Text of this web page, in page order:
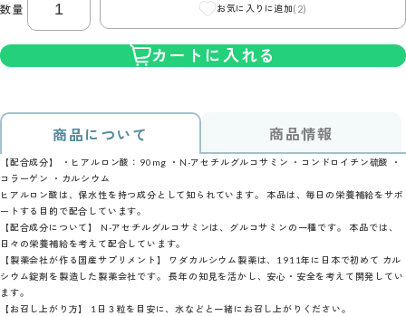
数量 お気に入りに追加(2)
カートに入れる
商品について 商品情報
【配合成分】 ・ヒアルロン酸：90mg ・N-アセチルグルコサミン ・コンドロイチン硫酸 ・
コラーゲン ・カルシウム
ヒアルロン酸は、保水性を持つ成分として知られています。 本品は、毎日の栄養補給をサポ
ートする目的で配合しています。
【配合成分について】 N-アセチルグルコサミンは、グルコサミンの一種です。 本品では、
日々の栄養補給を考えて配合しています。
【製薬会社が作る国産サプリメント】 ワダカルシウム製薬は、1911年に日本で初めて カル
シウム錠剤を製造した製薬会社です。 長年の知見を活かし、安心・安全を考えて開発してい
ます。
【お召し上がり方】 1日３粒を目安に、水などと一緒にお召し上がりください。